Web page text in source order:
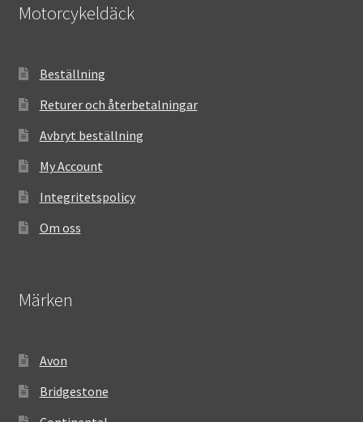
Motorcykeldäck
Beställning
Returer och återbetalningar
Avbryt beställning
My Account
Integritetspolicy
Om oss
Märken
Avon
Bridgestone